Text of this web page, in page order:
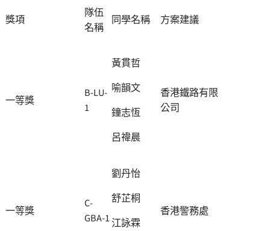
獎項
隊伍
名稱
同學名稱 方案建議
一等獎
B-LU-
1
黃貫哲
喻韻文
鐘志恆
呂禕晨
香港鐵路有限
公司
一等獎
C-
GBA-1
劉丹怡
舒芷桐
江詠霖
香港警務處